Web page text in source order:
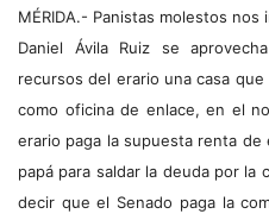
MÉRIDA.- Panistas molestos
Daniel Ávila Ruiz se
recursos del erario una casa
como oficina de enlace, en el
erario paga la supuesta renta
papá para saldar la deuda por la
decir que el Senado paga la